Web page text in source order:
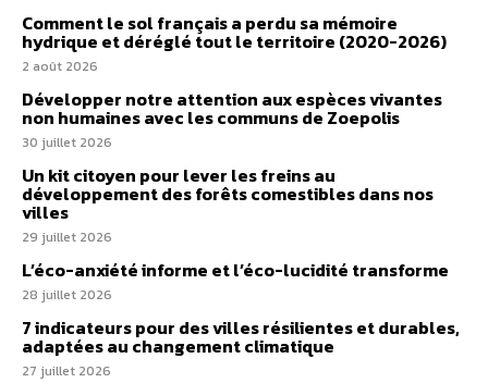
Comment le sol français a perdu sa mémoire
hydrique et déréglé tout le territoire (2020-2026)
2 août 2026
Développer notre attention aux espèces vivantes
non humaines avec les communs de Zoepolis
30 juillet 2026
Un kit citoyen pour lever les freins au
développement des forêts comestibles dans nos
villes
29 juillet 2026
L’éco-anxiété informe et l’éco-lucidité transforme
28 juillet 2026
7 indicateurs pour des villes résilientes et durables,
adaptées au changement climatique
27 juillet 2026